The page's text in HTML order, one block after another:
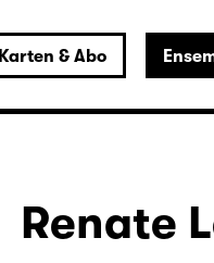
Karten & Abo
Renate